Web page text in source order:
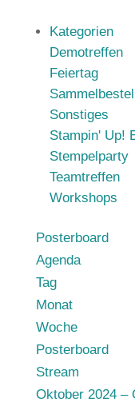
Kategorien
Demotreffen
Feiertag
Sonstiges
Stampin' Up!
Stempelparty
Teamtreffen
Workshops
Posterboard
Agenda
Tag
Monat
Woche
Posterboard
Stream
Oktober 2024 –